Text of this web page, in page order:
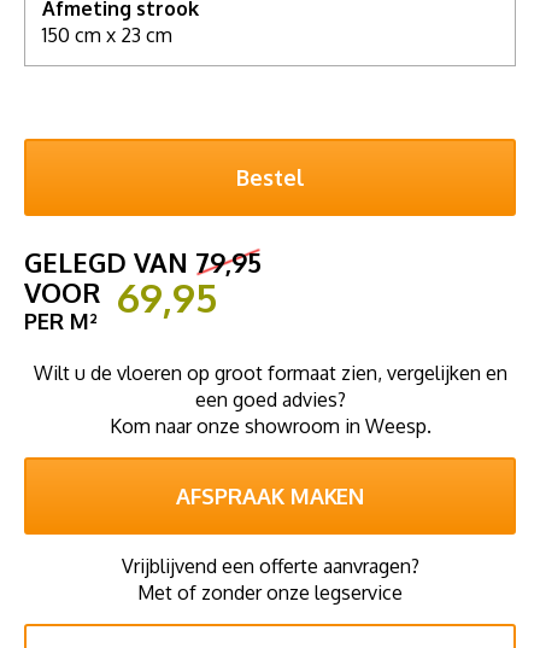
Afmeting strook
150 cm x 23 cm
GELEGD VAN 79,95
VOOR 69,95
PER M²
Wilt u de vloeren op groot formaat zien, vergelijken en
een goed advies?
Kom naar onze showroom in Weesp.
AFSPRAAK MAKEN
Vrijblijvend een offerte aanvragen?
Met of zonder onze legservice